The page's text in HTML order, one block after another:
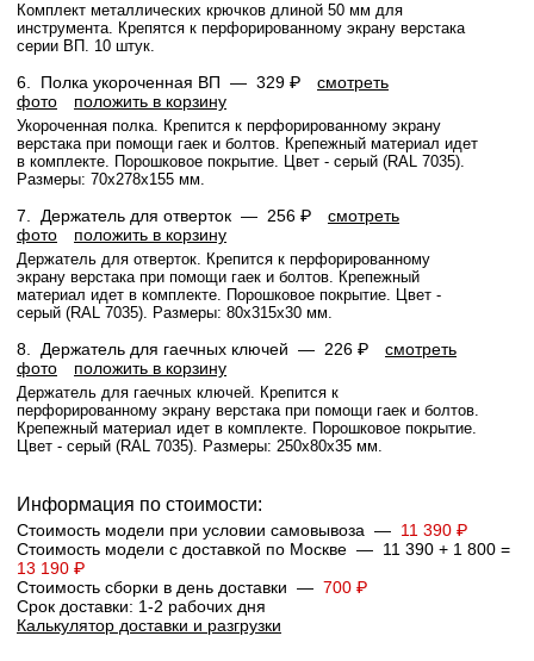
Комплект металлических крючков длиной 50 мм для
инструмента. Крепятся к перфорированному экрану верстака
серии ВП. 10 штук.
6. Полка укороченная ВП — 329 ₽
смотреть
фото
положить в корзину
Укороченная полка. Крепится к перфорированному экрану
верстака при помощи гаек и болтов. Крепежный материал идет
в комплекте. Порошковое покрытие. Цвет - серый (RAL 7035).
Размеры: 70х278х155 мм.
7. Держатель для отверток — 256 ₽
смотреть
фото
положить в корзину
Держатель для отверток. Крепится к перфорированному
экрану верстака при помощи гаек и болтов. Крепежный
материал идет в комплекте. Порошковое покрытие. Цвет -
серый (RAL 7035). Размеры: 80x315x30 мм.
8. Держатель для гаечных ключей — 226 ₽
смотреть
фото
положить в корзину
Держатель для гаечных ключей. Крепится к
перфорированному экрану верстака при помощи гаек и болтов.
Крепежный материал идет в комплекте. Порошковое покрытие.
Цвет - серый (RAL 7035). Размеры: 250x80x35 мм.
Информация по стоимости:
Стоимость модели при условии самовывоза — 11 390 ₽
Стоимость модели с доставкой по Москве — 11 390 + 1 800 =
13 190 ₽
Стоимость сборки в день доставки — 700 ₽
Срок доставки: 1-2 рабочих дня
Калькулятор доставки и разгрузки